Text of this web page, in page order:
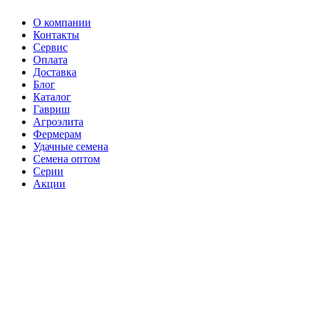
О компании
Контакты
Сервис
Оплата
Доставка
Блог
Каталог
Гавриш
Агроэлита
Фермерам
Удачные семена
Семена оптом
Серии
Акции